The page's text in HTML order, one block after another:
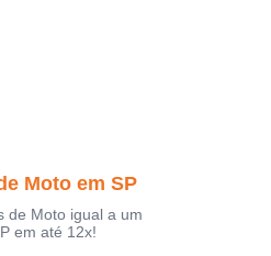
Moto em SP
de Moto igual a um
em até 12x!